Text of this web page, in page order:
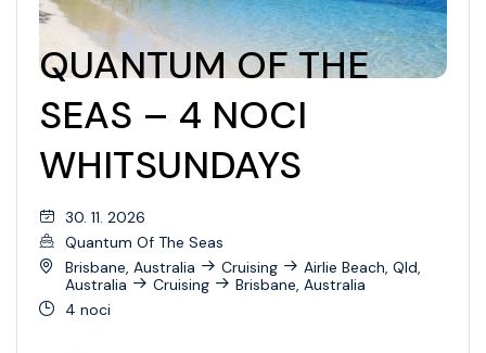
QUANTUM OF THE
SEAS – 4 NOCI
WHITSUNDAYS
30. 11. 2026
Quantum Of The Seas
Brisbane, Australia
Cruising
Airlie Beach, Qld,
Australia
Cruising
Brisbane, Australia
4 noci